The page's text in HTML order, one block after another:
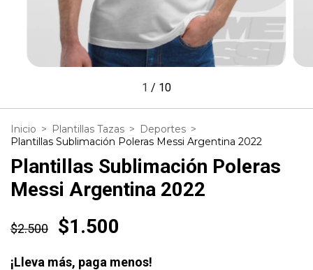
1 / 10
Inicio > Plantillas Tazas > Deportes >
Plantillas Sublimación Poleras Messi Argentina 2022
Plantillas Sublimación Poleras
Messi Argentina 2022
$2.500 $1.500
¡Lleva más, paga menos!